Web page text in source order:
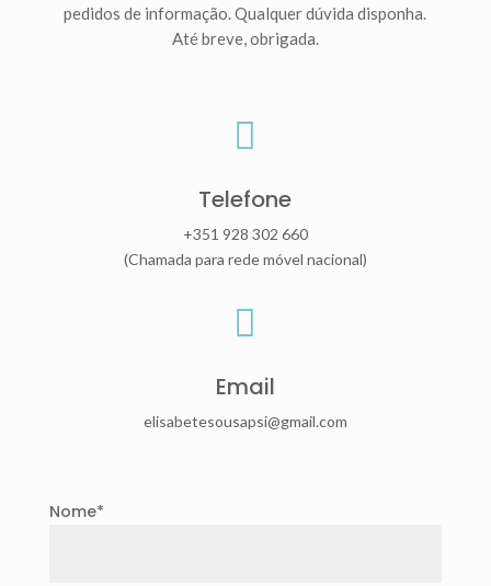
pedidos de informação. Qualquer dúvida disponha.
Até breve, obrigada.

Telefone
+351 928 302 660
(Chamada para rede móvel nacional)

Email
elisabetesousapsi@gmail.com
Nome*